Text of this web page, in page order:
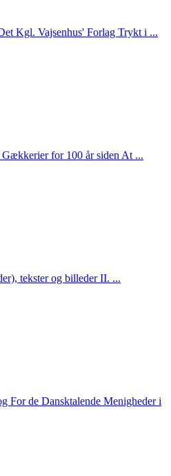
Kgl. Vajsenhus' Forlag Trykt i ...
for 100 år siden At ...
tekster og billeder II. ...
For de Dansktalende Menigheder i